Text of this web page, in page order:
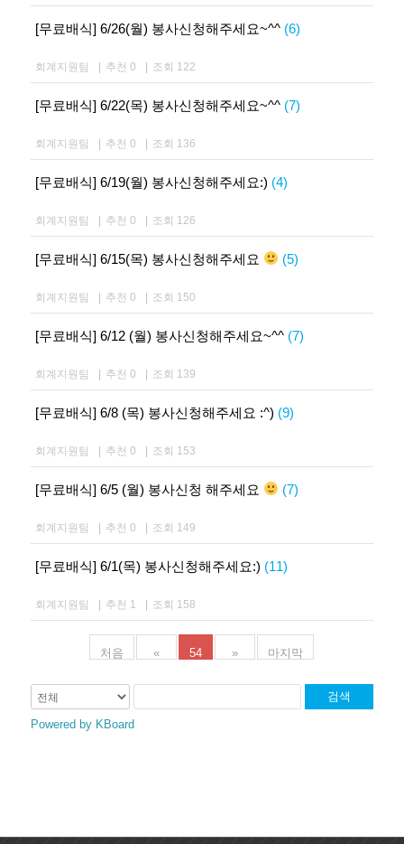
[무료배식] 6/26(월) 봉사신청해주세요~^^ (6)
회계지원팀 | 추천 0 | 조회 122
[무료배식] 6/22(목) 봉사신청해주세요~^^ (7)
회계지원팀 | 추천 0 | 조회 136
[무료배식] 6/19(월) 봉사신청해주세요:) (4)
회계지원팀 | 추천 0 | 조회 126
[무료배식] 6/15(목) 봉사신청해주세요 (5)
회계지원팀 | 추천 0 | 조회 150
[무료배식] 6/12 (월) 봉사신청해주세요~^^ (7)
회계지원팀 | 추천 0 | 조회 139
[무료배식] 6/8 (목) 봉사신청해주세요 :^) (9)
회계지원팀 | 추천 0 | 조회 153
[무료배식] 6/5 (월) 봉사신청 해주세요 (7)
회계지원팀 | 추천 0 | 조회 149
[무료배식] 6/1(목) 봉사신청해주세요:) (11)
회계지원팀 | 추천 1 | 조회 158
처음 « 54 » 마지막
검색
Powered by KBoard